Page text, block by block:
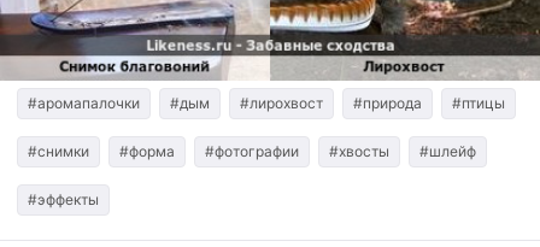
Для публикации необходима авторизация
Поиск
#аромапалочки #дым #лирохвост #природа #птицы
#снимки #форма #фотографии #хвосты #шлейф
#эффекты